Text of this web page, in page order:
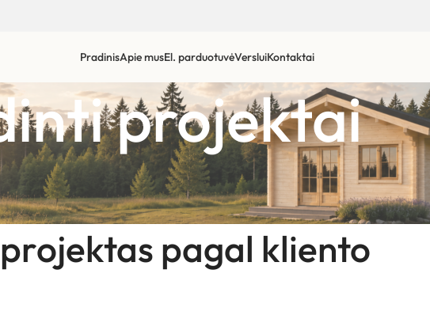
PradinisApie musEl. parduotuvėVersluiKontaktai
projektai
pagal kliento